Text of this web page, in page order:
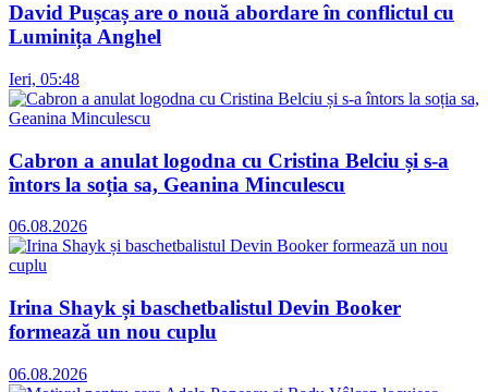
David Pușcaș are o nouă abordare în conflictul cu
Luminița Anghel
Ieri, 05:48
Cabron a anulat logodna cu Cristina Belciu și s-a
întors la soția sa, Geanina Minculescu
06.08.2026
Irina Shayk și baschetbalistul Devin Booker
formează un nou cuplu
06.08.2026